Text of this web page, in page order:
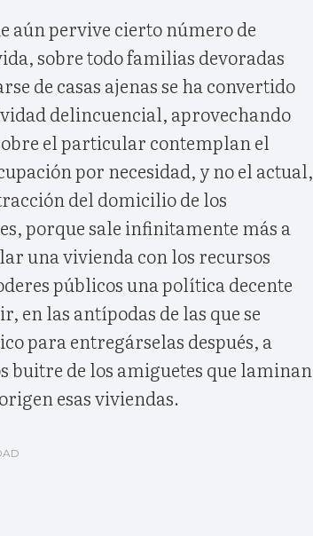
aún pervive cierto número de
sobre todo familias devoradas
de casas ajenas se ha convertido
delincuencial, aprovechando
el particular contemplan el
por necesidad, y no el actual,
del domicilio de los
porque sale infinitamente más a
una vivienda con los recursos
públicos una política decente
en las antípodas de las que se
para entregárselas después, a
buitre de los amiguetes que laminan
esas viviendas.